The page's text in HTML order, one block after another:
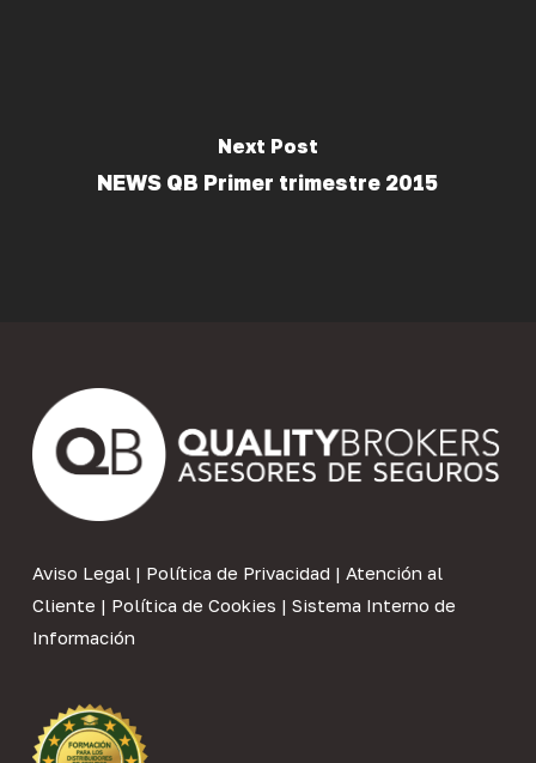
Next Post
NEWS QB Primer trimestre 2015
Aviso Legal| Política de Privacidad | Atención al
Cliente | Política de Cookies | Sistema Interno de
Información